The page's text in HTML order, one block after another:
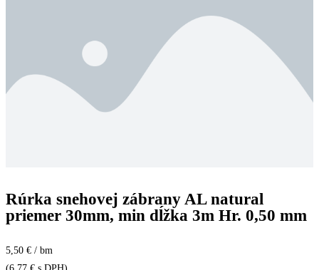
Rúrka snehovej zábrany AL natural
priemer 30mm, min dĺžka 3m Hr. 0,50 mm
5,50 € / bm